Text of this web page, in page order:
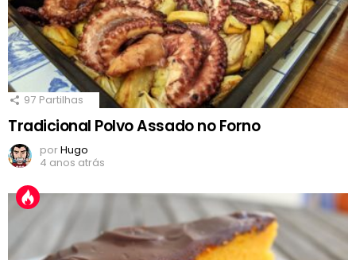
97 Partilhas
Tradicional Polvo Assado no Forno
porHugo
4 anos atrás